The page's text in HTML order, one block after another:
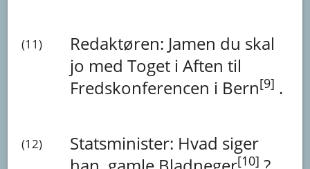
(11) Redaktøren: Jamen du skal
jo medToget iAftentil
Fredskonferencen i Bern[9] .
(12) Statsminister: Hvad siger
[10]